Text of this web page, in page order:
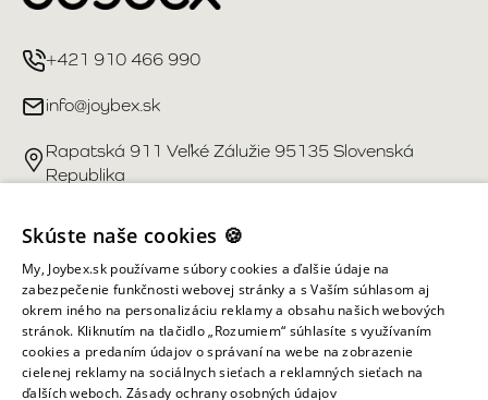
+421 910 466 990
info@joybex.sk
Rapatská 911 Veľké Zálužie 95135 Slovenská
Republika
Užitočné odkazy
Účet
Informácie obchodu
Skúste naše cookies 🍪
My, Joybex.sk používame súbory cookies a ďalšie údaje na
zabezpečenie funkčnosti webovej stránky a s Vaším súhlasom aj
okrem iného na personalizáciu reklamy a obsahu našich webových
stránok. Kliknutím na tlačidlo „Rozumiem“ súhlasíte s využívaním
cookies a predaním údajov o správaní na webe na zobrazenie
cielenej reklamy na sociálnych sieťach a reklamných sieťach na
ďalších weboch. Zásady ochrany osobných údajov